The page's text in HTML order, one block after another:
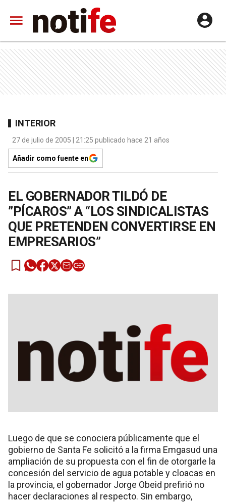
INTERIOR
27 de julio de 2005 | 21:25 publicado hace 21 años
Añadir como fuente en
EL GOBERNADOR TILDÓ DE
”PÍCAROS” A “LOS SINDICALISTAS
QUE PRETENDEN CONVERTIRSE EN
EMPRESARIOS”
Luego de que se conociera públicamente que el
gobierno de Santa Fe solicitó a la firma Emgasud una
ampliación de su propuesta con el fin de otorgarle la
concesión del servicio de agua potable y cloacas en
la provincia, el gobernador Jorge Obeid prefirió no
hacer declaraciones al respecto. Sin embargo,